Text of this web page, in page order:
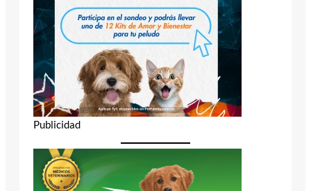
Publicidad